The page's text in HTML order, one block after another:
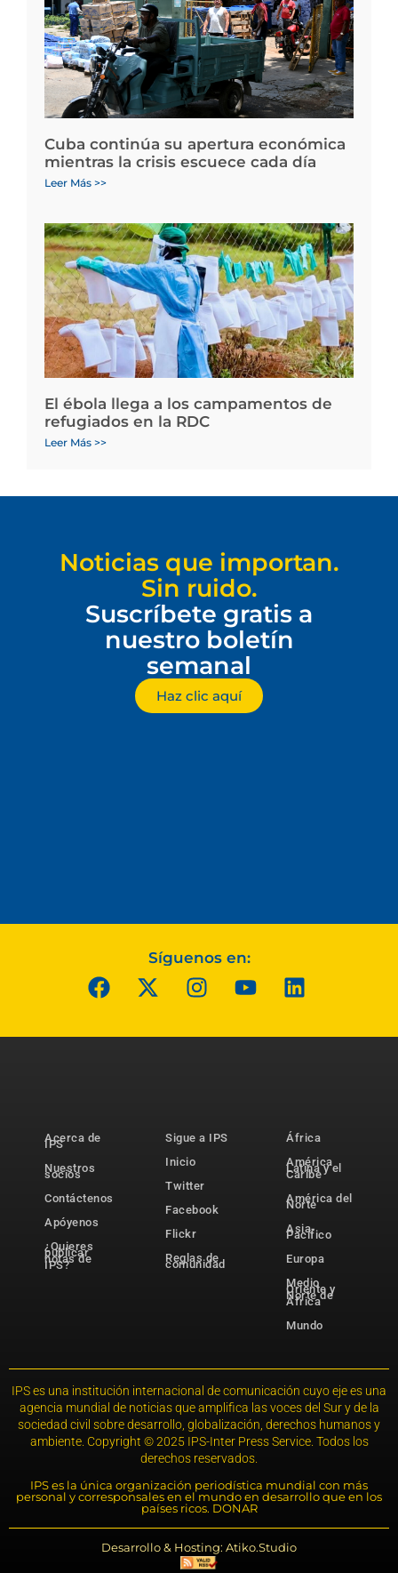
Cuba continúa su apertura económica
mientras la crisis escuece cada día
Leer Más >>
El ébola llega a los campamentos de
refugiados en la RDC
Leer Más >>
Noticias que importan.
Sin ruido.
Suscríbete gratis a
nuestro boletín
semanal
Haz clic aquí
Síguenos en:
Acerca de
IPS
Nuestros
socios
Contáctenos
Apóyenos
¿Quieres
publicar
notas de
IPS?
Sigue a IPS
Inicio
Twitter
Facebook
Flickr
Reglas de
comunidad
África
América
Latina y el
Caribe
América del
Norte
Asia-
Pacífico
Europa
Medio
Oriente y
Norte de
África
Mundo
IPS es una institución internacional de comunicación cuyo eje es una
agencia mundial de noticias que amplifica las voces del Sur y de la
sociedad civil sobre desarrollo, globalización, derechos humanos y
ambiente. Copyright © 2025 IPS-Inter Press Service. Todos los
derechos reservados.
IPS es la única organización periodística mundial con más
personal y corresponsales en el mundo en desarrollo que en los
países ricos. DONAR
Desarrollo & Hosting: Atiko.Studio